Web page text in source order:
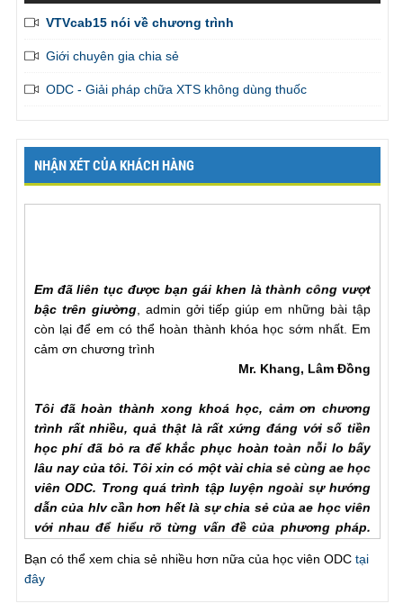
VTVcab15 nói về chương trình
Giới chuyên gia chia sẻ
ODC - Giải pháp chữa XTS không dùng thuốc
NHẬN XÉT CỦA KHÁCH HÀNG
bậc trên giường, admin gởi tiếp giúp em những bài tập
còn lại để em có thể hoàn thành khóa học sớm nhất. Em
cảm ơn chương trình
trình rất nhiều, quả thật là rất xứng đáng với số tiền
học phí đã bỏ ra để khắc phục hoàn toàn nỗi lo bấy
lâu nay của tôi. Tôi xin có một vài chia sẻ cùng ae học
viên ODC. Trong quá trình tập luyện ngoài sự hướng
dẫn của hlv cần hơn hết là sự chia sẻ của ae học viên
với nhau để hiểu rõ từng vấn đề của phương pháp.
Trước khi đến với ODC tình trạng của tôi rất tệ, qh chỉ
chưa đầy một phú đã out, làm theo các bài tập nhưng
vẫn khong cải thiện đc như nhiều ae học viên đã chia
Bạn có thể xem chia sẻ nhiều hơn nữa của học viên ODC tại
đây